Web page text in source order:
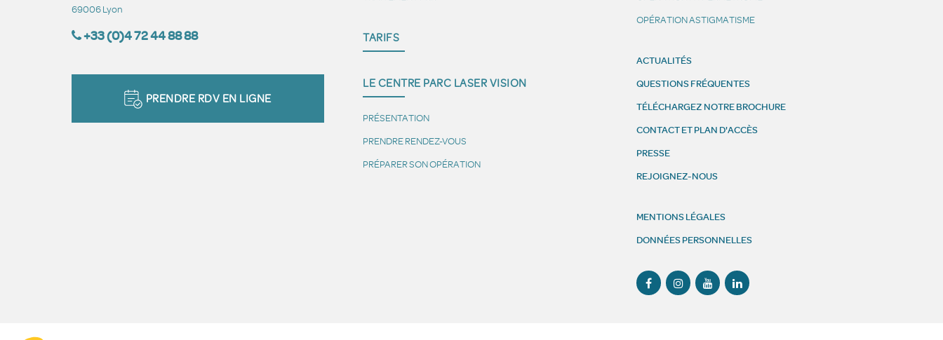
69006 Lyon
+33 (0)4 72 44 88 88
PRENDRE RDV EN LIGNE
TARIFS
LE CENTRE PARC LASER VISION
PRÉSENTATION
PRENDRE RENDEZ-VOUS
PRÉPARER SON OPÉRATION
OPÉRATION ASTIGMATISME
ACTUALITÉS
QUESTIONS FRÉQUENTES
TÉLÉCHARGEZ NOTRE BROCHURE
CONTACT ET PLAN D'ACCÈS
PRESSE
REJOIGNEZ-NOUS
MENTIONS LÉGALES
DONNÉES PERSONNELLES